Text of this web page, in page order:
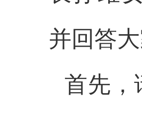
并回答
首先，